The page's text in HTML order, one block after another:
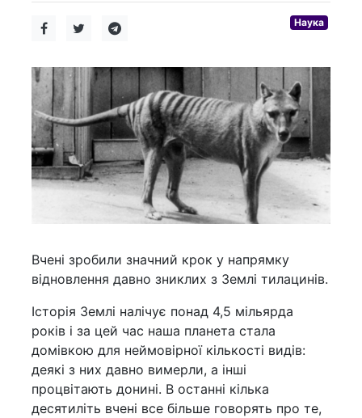
Наука
Вчені зробили значний крок у напрямку
відновлення давно зниклих з Землі тилацинів.
Історія Землі налічує понад 4,5 мільярда
років і за цей час наша планета стала
домівкою для неймовірної кількості видів:
деякі з них давно вимерли, а інші
процвітають донині. В останні кілька
десятиліть вчені все більше говорять про те,